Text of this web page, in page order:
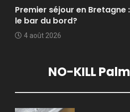
Premier séjour en
le bar du bord?
4 août 2026
NO-KILL